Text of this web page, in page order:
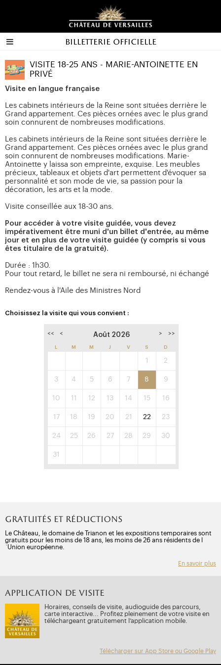
Billetterie officielle
VISITE 18-25 ANS - MARIE-ANTOINETTE EN
PRIVÉ
Visite en langue française
Les cabinets intérieurs de la Reine sont situées derrière le
Grand appartement. Ces pièces ornées avec le plus grand
soin connurent de nombreuses modifications.
Les cabinets intérieurs de la Reine sont situées derrière le
Grand appartement. Ces pièces ornées avec le plus grand
soin connurent de nombreuses modifications. Marie-
Antoinette y laissa son empreinte, exquise. Les meubles
précieux, tableaux et objets d'art permettent d'évoquer sa
personnalité et son mode de vie, sa passion pour la
décoration, les arts et la mode.
Visite conseillée aux 18-30 ans.
Pour accéder à votre visite guidée, vous devez
impérativement être muni d'un billet d'entrée, au même
jour et en plus de votre visite guidée (y compris si vous
êtes titulaire de la gratuité).
Durée : 1h30.
Pour tout retard, le billet ne sera ni remboursé, ni échangé
Rendez-vous à l'Aile des Ministres Nord
Choisissez la visite qui vous convient :
Août 2026
<< < >>
>
L M M J V S D
1 2
3 4 5 6 7 8 9
10 11 12 13 14 15 16
17 18 19 20 21 22 23
24 25 26 27 28 29 30
31
Gratuités et réductions
Le Château, le domaine de Trianon et les expositions temporaires sont
gratuits pour les moins de 18 ans, les moins de 26 ans résidents de l
´Union européenne.
En savoir plus
APPLICATION DE VISITE
Horaires, conseils de visite, audioguide des parcours,
carte interactive... Profitez pleinement de votre visite en
téléchargeant gratuitement l’application mobile.
Télécharger sur App Store ou Google Play